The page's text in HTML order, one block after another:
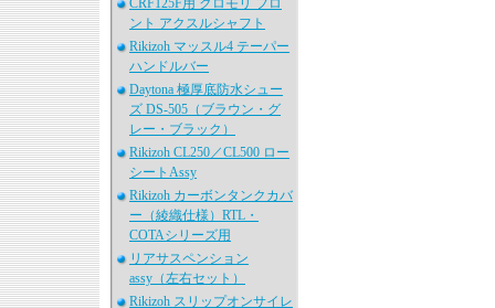
CRF125F用 クロモリ フロ
ント アクスルシャフト
Rikizoh マッスル4 テーパー
ハンドルバー
Daytona 極厚底防水シュー
ズ DS-505（ブラウン・グ
レー・ブラック）
Rikizoh CL250／CL500 ロー
シートAssy
Rikizoh カーボンタンクカバ
ー（綾織仕様）RTL・
COTAシリーズ用
リアサスペンション
assy（左右セット）
Rikizoh スリップオンサイレ